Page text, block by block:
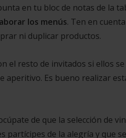
en tu bloc de notas de la
los menús. Ten en
ni duplicar productos.
el resto de invitados si ellos
aperitivo. Es bueno realizar
de que la selección de
partícipes de la alegría y que